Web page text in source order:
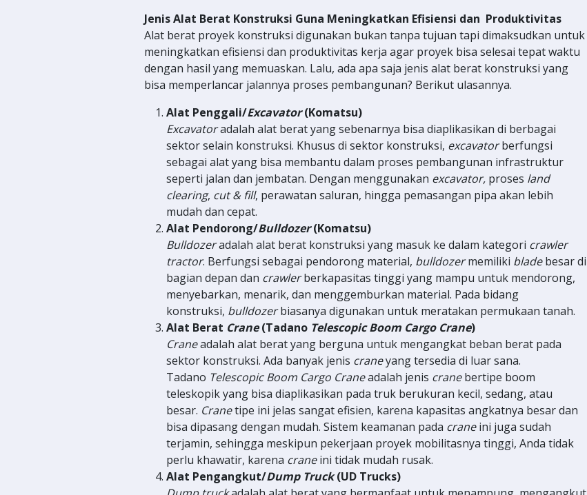
Jenis Alat Berat Konstruksi Guna Meningkatkan Efisiensi dan Produktivitas
Alat berat proyek konstruksi digunakan bukan tanpa tujuan tapi dimaksudkan untuk
meningkatkan efisiensi dan produktivitas kerja agar proyek bisa selesai tepat waktu
dengan hasil yang memuaskan. Lalu, ada apa saja jenis alat berat konstruksi yang
bisa memperlancar jalannya proses pembangunan? Berikut ulasannya.
Alat Penggali/Excavator(Komatsu)
Excavatoradalah alat berat yang sebenarnya bisa diaplikasikan di berbagai
sektor selain konstruksi. Khusus di sektor konstruksi, excavatorberfungsi
sebagai alat yang bisa membantu dalam proses pembangunan infrastruktur
seperti jalan dan jembatan. Dengan menggunakan excavator,proses land
clearing, cut & fill, perawatan saluran, hingga pemasangan pipa akan lebih
mudah dan cepat.
Alat Pendorong/Bulldozer(Komatsu)
Bulldozeradalah alat berat konstruksi yang masuk ke dalam kategori crawler
tractor. Berfungsi sebagai pendorong material, bulldozermemiliki bladebesar di
bagian depan dan crawlerberkapasitas tinggi yang mampu untuk mendorong,
menyebarkan, menarik, dan menggemburkan material. Pada bidang
konstruksi, bulldozerbiasanya digunakan untuk meratakan permukaan tanah.
Alat Berat Crane(Tadano Telescopic Boom Cargo Crane)
Craneadalah alat berat yang berguna untuk mengangkat beban berat pada
sektor konstruksi. Ada banyak jenis craneyang tersedia di luar sana.
Tadano Telescopic Boom Cargo Craneadalah jenis cranebertipe boom
teleskopik yang bisa diaplikasikan pada truk berukuran kecil, sedang, atau
besar. Cranetipe ini jelas sangat efisien, karena kapasitas angkatnya besar dan
bisa dipasang dengan mudah. Sistem keamanan pada craneini juga sudah
terjamin, sehingga meskipun pekerjaan proyek mobilitasnya tinggi, Anda tidak
perlu khawatir, karena craneini tidak mudah rusak.
Alat Pengangkut/Dump Truck(UD Trucks)